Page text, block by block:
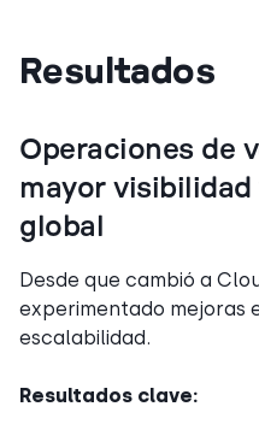
Resultados
Operaciones de
mayor visibilidad
global
Desde que cambió a
experimentado mejoras
escalabilidad.
Resultados clave: